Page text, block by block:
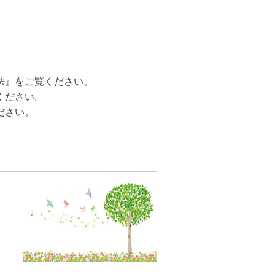
をご覧ください。
さい。
い。